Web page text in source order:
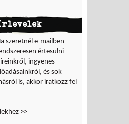
szeretnél e-mailben
értesülni
ingyenes
és sok
is, akkor iratkozz fel
>>